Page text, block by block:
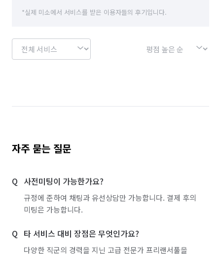
*실제 미소에서 서비스를 받은 이용자들의 후기입니다.
자주 묻는 질문
사전미팅이 가능한가요?
규정에 준하여 채팅과 유선상담만 가능합니다. 결제 후의
미팅은 가능합니다.
타 서비스 대비 장점은 무엇인가요?
다양한 직군의 경력을 지닌 고급 전문가 프리랜서풀을